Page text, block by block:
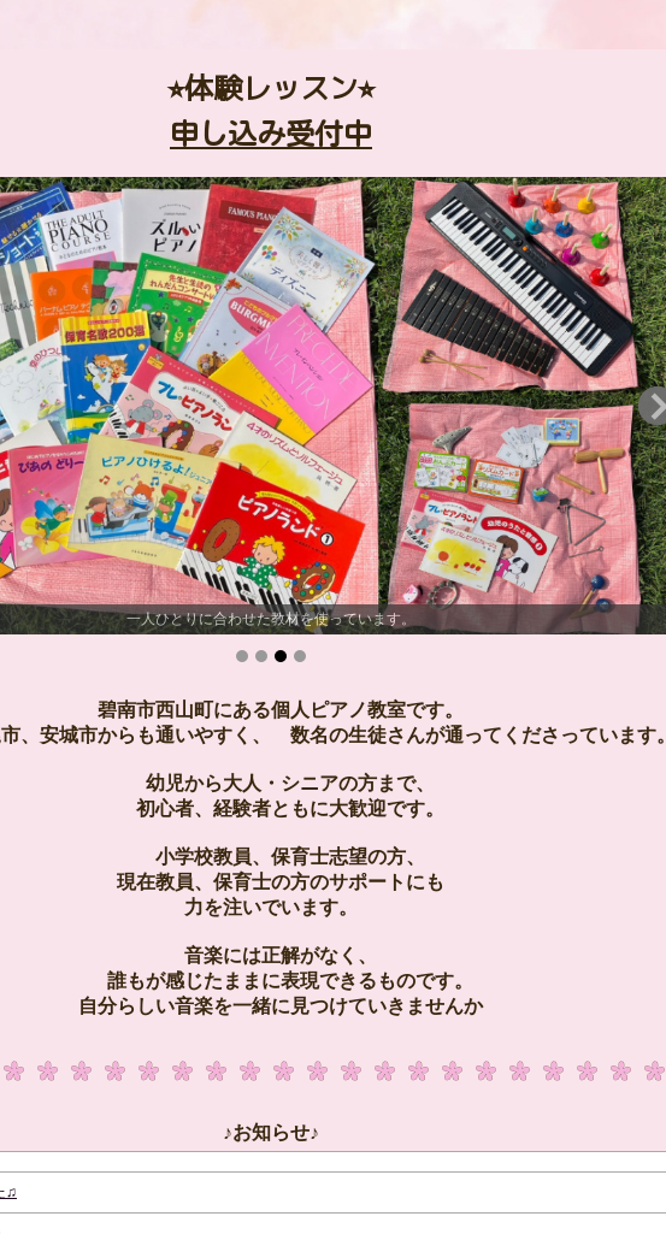
⭐︎体験レッスン⭐︎
申し込み受付中
一人ひとりに合わせた教材を使っています。
碧南市西山町にある個人ピアノ教室です。
、安城市からも通いやすく、 数名の生徒さんが通ってくださっています。
幼児から大人・シニアの方まで、
初心者、経験者ともに大歓迎です。
小学校教員、保育士志望の方、
現在教員、保育士の方のサポートにも
力を注いでいます。
音楽には正解がなく、
誰もが感じたままに表現できるものです。
自分らしい音楽を一緒に見つけていきませんか
♪お知らせ♪
♫